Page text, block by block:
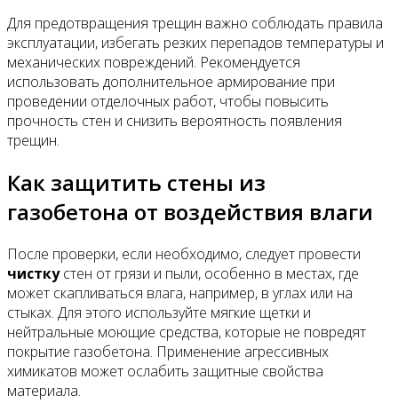
Для предотвращения трещин важно соблюдать правила
эксплуатации, избегать резких перепадов температуры и
механических повреждений. Рекомендуется
использовать дополнительное армирование при
проведении отделочных работ, чтобы повысить
прочность стен и снизить вероятность появления
трещин.
Как защитить стены из
газобетона от воздействия влаги
После проверки, если необходимо, следует провести
чисткустен от грязи и пыли, особенно в местах, где
может скапливаться влага, например, в углах или на
стыках. Для этого используйте мягкие щетки и
нейтральные моющие средства, которые не повредят
покрытие газобетона. Применение агрессивных
химикатов может ослабить защитные свойства
материала.